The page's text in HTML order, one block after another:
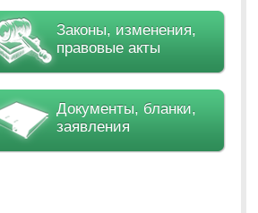
Законы, изменения,
правовые акты
Документы, бланки,
заявления